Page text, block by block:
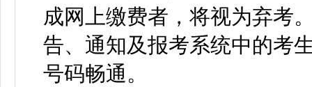
成网上缴费者，将视为弃考
告、通知及报考系统中的考
号码畅通。